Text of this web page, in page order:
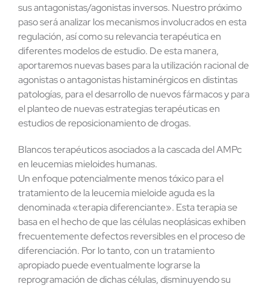
sus antagonistas/agonistas inversos. Nuestro próximo
paso será analizar los mecanismos involucrados en esta
regulación, así como su relevancia terapéutica en
diferentes modelos de estudio. De esta manera,
aportaremos nuevas bases para la utilización racional de
agonistas o antagonistas histaminérgicos en distintas
patologías, para el desarrollo de nuevos fármacos y para
el planteo de nuevas estrategias terapéuticas en
estudios de reposicionamiento de drogas.
Blancos terapéuticos asociados a la cascada del AMPc
en leucemias mieloides humanas.
Un enfoque potencialmente menos tóxico para el
tratamiento de la leucemia mieloide aguda es la
denominada «terapia diferenciante». Esta terapia se
basa en el hecho de que las células neoplásicas exhiben
frecuentemente defectos reversibles en el proceso de
diferenciación. Por lo tanto, con un tratamiento
apropiado puede eventualmente lograrse la
reprogramación de dichas células, disminuyendo su